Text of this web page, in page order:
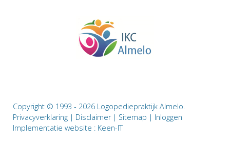
Copyright © 1993 - 2026 Logopediepraktijk Almelo.
Privacyverklaring | Disclaimer| Sitemap | Inloggen
Implementatie website : Keen-IT